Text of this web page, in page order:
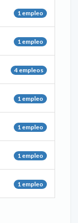
1 empleo
1 empleo
4 empleos
1 empleo
1 empleo
1 empleo
1 empleo